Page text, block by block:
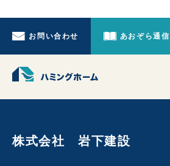
お問い合わせ あおぞら通信
株式会社 岩下建設